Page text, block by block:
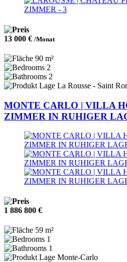
13 000 € /Monat
90 m²
2
2
La Rousse - Saint
MONTE CARLO | VILLA
ZIMMER IN RUHIGER
1 886 800 €
59 m²
1
1
Monte-Carlo